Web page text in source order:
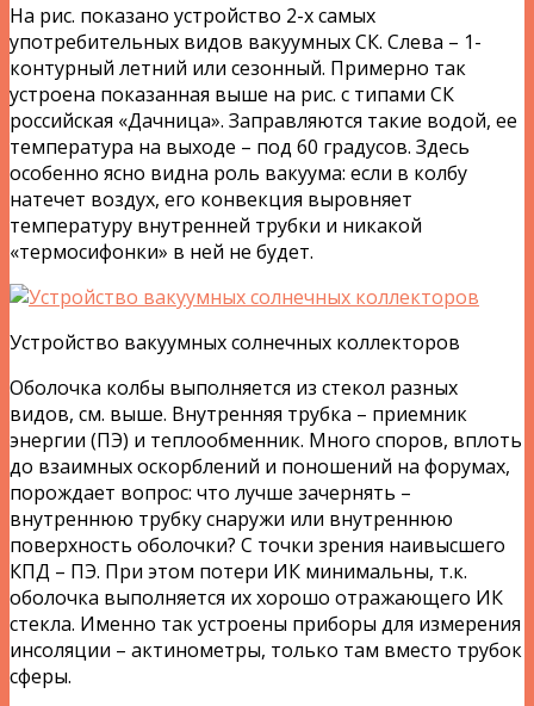
На рис. показано устройство 2-х самых
употребительных видов вакуумных СК. Слева – 1-
контурный летний или сезонный. Примерно так
устроена показанная выше на рис. с типами СК
российская «Дачница». Заправляются такие водой, ее
температура на выходе – под 60 градусов. Здесь
особенно ясно видна роль вакуума: если в колбу
натечет воздух, его конвекция выровняет
температуру внутренней трубки и никакой
«термосифонки» в ней не будет.
Устройство вакуумных солнечных коллекторов
Оболочка колбы выполняется из стекол разных
видов, см. выше. Внутренняя трубка – приемник
энергии (ПЭ) и теплообменник. Много споров, вплоть
до взаимных оскорблений и поношений на форумах,
порождает вопрос: что лучше зачернять –
внутреннюю трубку снаружи или внутреннюю
поверхность оболочки? С точки зрения наивысшего
КПД – ПЭ. При этом потери ИК минимальны, т.к.
оболочка выполняется их хорошо отражающего ИК
стекла. Именно так устроены приборы для измерения
инсоляции – актинометры, только там вместо трубок
сферы.